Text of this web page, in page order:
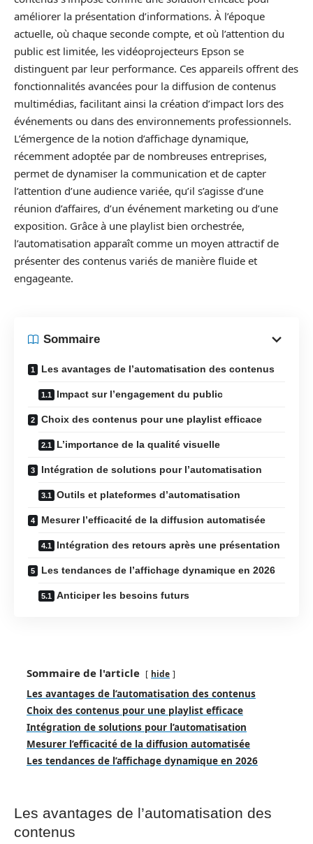
améliorer la présentation d’informations. À l’époque
actuelle, où chaque seconde compte, et où l’attention du
public est limitée, les vidéoprojecteurs Epson se
distinguent par leur performance. Ces appareils offrent des
fonctionnalités avancées pour la diffusion de contenus
multimédias, facilitant ainsi la création d’impact lors des
événements ou dans des environnements professionnels.
L’émergence de la notion d’affichage dynamique,
récemment adoptée par de nombreuses entreprises,
permet de dynamiser la communication et de capter
l’attention d’une audience variée, qu’il s’agisse d’une
réunion d’affaires, d’un événement marketing ou d’une
exposition. Grâce à une playlist bien orchestrée,
l’automatisation apparaît comme un moyen attractif de
présenter des contenus variés de manière fluide et
engageante.
Sommaire
Les avantages de l’automatisation des contenus
Impact sur l’engagement du public
Choix des contenus pour une playlist efficace
L’importance de la qualité visuelle
Intégration de solutions pour l’automatisation
Outils et plateformes d’automatisation
Mesurer l’efficacité de la diffusion automatisée
Intégration des retours après une présentation
Les tendances de l’affichage dynamique en 2026
Anticiper les besoins futurs
Sommaire de l'article hide
Les avantages de l’automatisation des contenus
Choix des contenus pour une playlist efficace
Intégration de solutions pour l’automatisation
Mesurer l’efficacité de la diffusion automatisée
Les tendances de l’affichage dynamique en 2026
Les avantages de l’automatisation des
contenus